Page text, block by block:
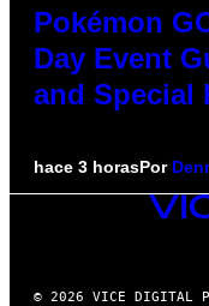
Pokémon
Day Event
and Special
hace 3 horasPor
VICE
MEDIA
© 2026 VICE DIGITAL